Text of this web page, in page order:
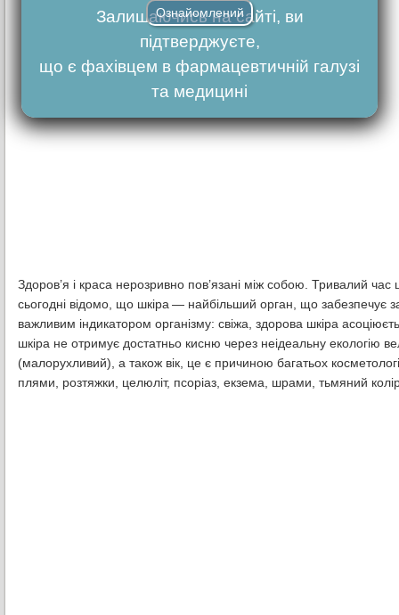
Здоров’я і краса нерозривно пов’язані між собою. Тривалий
сьогодні відомо, що шкіра — найбільший орган, що забезпечує
важливим індикатором організму: свіжа, здорова шкіра
шкіра не отримує достатньо кисню через неідеальну екологію
(малорухливий), а також вік, це є причиною багатьох
плями, розтяжки, целюліт, псоріаз, екзема, шрами, тьмяний
Залишаючись на сайті, ви
підтверджуєте,
що є фахівцем в фармацевтичній галузі
та медицині
Ознайомлений